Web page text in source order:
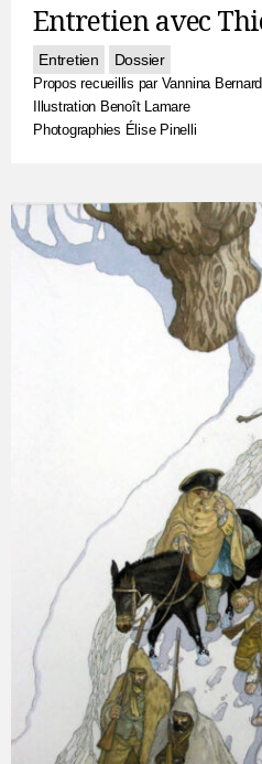
Entretien avec
Entretien Dossier
Propos recueillis par Vannina
Illustration Benoît Lamare
Photographies Élise Pinelli